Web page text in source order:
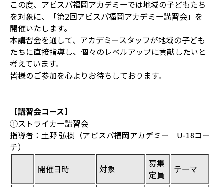
この度、アビスパ福岡アカデミーでは地域の子どもたち
を対象に、「第2回アビスパ福岡アカデミー講習会」を
開催いたします。
本講習会を通して、アカデミースタッフが地域の子ども
たちに直接指導し、個々のレベルアップに貢献したいと
考えています。
皆様のご参加を心よりお待ちしております。
【講習会コース】
①ストライカー講習会
指導者：土野 弘樹（アビスパ福岡アカデミー U-18コー
チ）
開催日時
対象
募集
定員
テーマ